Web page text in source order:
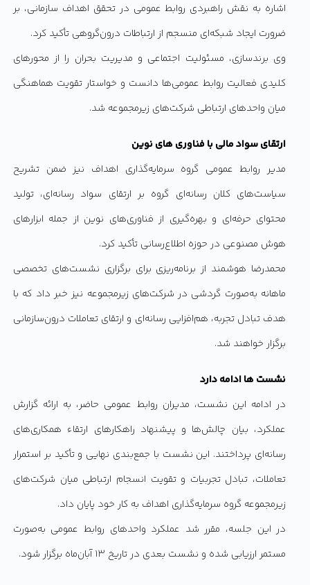
اشاره به نقش راهبردی روابط عمومی در تحقق اهداف سازمانی، بر
ضرورت ایجاد شبکه‌ای منسجم از ارتباطات درون‌گروهی تأکید کرد.
وی برندسازی، مسئولیت اجتماعی و مدیریت بحران را از محورهای
کلیدی فعالیت روابط عمومی‌ها دانست و خواستار تقویت هماهنگی
میان واحدهای ارتباطی شرکت‌های زیرمجموعه شد.
ارتقای سواد مالی با فناوری های نوین
مدیر روابط عمومی گروه سرمایه‌گذاری اهداف نیز ضمن تشریح
سیاست‌های کلان رسانه‌ای گروه بر ارتقای سواد رسانه‌ای، تولید
محتوای حرفه‌ای و بهره‌گیری از فناوری‌های نوین از جمله ابزارهای
هوش مصنوعی در حوزه اطلاع‌رسانی تأکید کرد.
محمدرضا هوشمند از برنامه‌ریزی برای برگزاری نشست‌های تخصصی
ماهانه به‌صورت گردشی در شرکت‌های زیرمجموعه نیز خبر داد که با
هدف تبادل تجربه، هم‌افزایی رسانه‌ای و ارتقای تعاملات درون‌سازمانی
برگزار خواهند شد.
نشست ها ادامه دارد
در ادامه این نشست، مدیران روابط عمومی حاضر، به ارائه گزارش
عملکرد، بیان چالش‌ها و پیشنهاد راهکارهای ارتقاء همکاری‌های
رسانه‌ای پرداختند. این نشست با جمع‌بندی نهایی و تأکید بر استمرار
تعاملات، تبادل تجربیات و تقویت انسجام ارتباطی میان شرکت‌های
زیرمجموعه گروه سرمایه‌گذاری اهداف به کار خود پایان داد.
در این جلسه، مقرر شد عملکرد واحدهای روابط عمومی به‌صورت
مستمر ارزیابی شده و نشست بعدی در تاریخ ۱۳ آبان‌ماه برگزار شود.